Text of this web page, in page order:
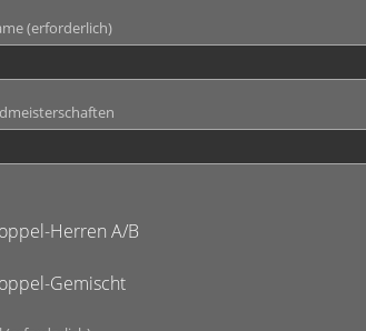
(erforderlich)
Herren A/B
Gemischt